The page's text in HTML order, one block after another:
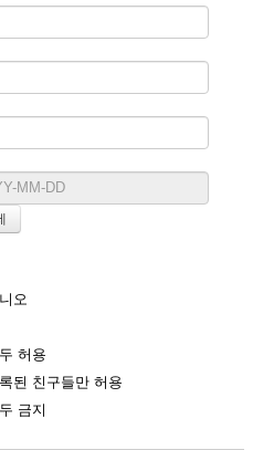
오
허용
된 친구들만 허용
금지